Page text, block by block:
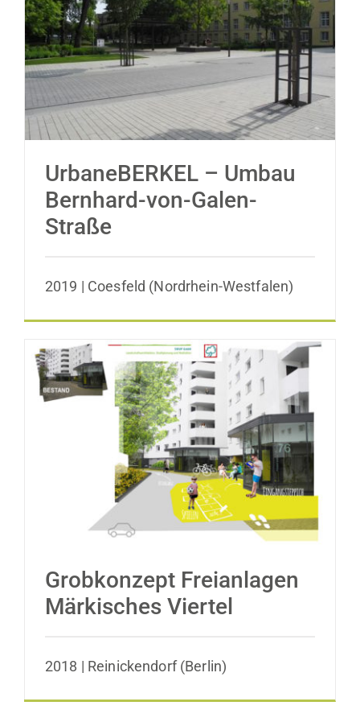
UrbaneBERKEL – Umbau Bernhard-von-
Galen-Straße
UrbaneBERKEL – Umbau
Bernhard-von-Galen-
Straße
2019 | Coesfeld (Nordrhein-Westfalen)
Grobkonzept Freianlagen Märkisches
Viertel
Grobkonzept Freianlagen
Märkisches Viertel
2018 | Reinickendorf (Berlin)